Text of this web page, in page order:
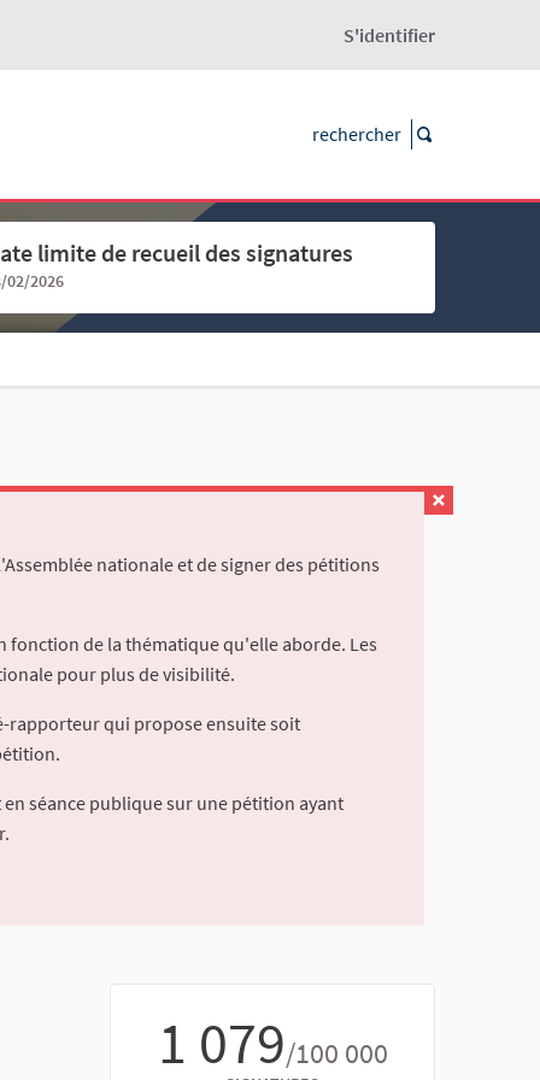
S'identifier
limite de recueil des signatures
02/2026
nationale et de signer des pétitions
fonction de la thématique qu'elle aborde. Les
pour plus de visibilité.
rapporteur qui propose ensuite soit
séance publique sur une pétition ayant
1 079/100 000